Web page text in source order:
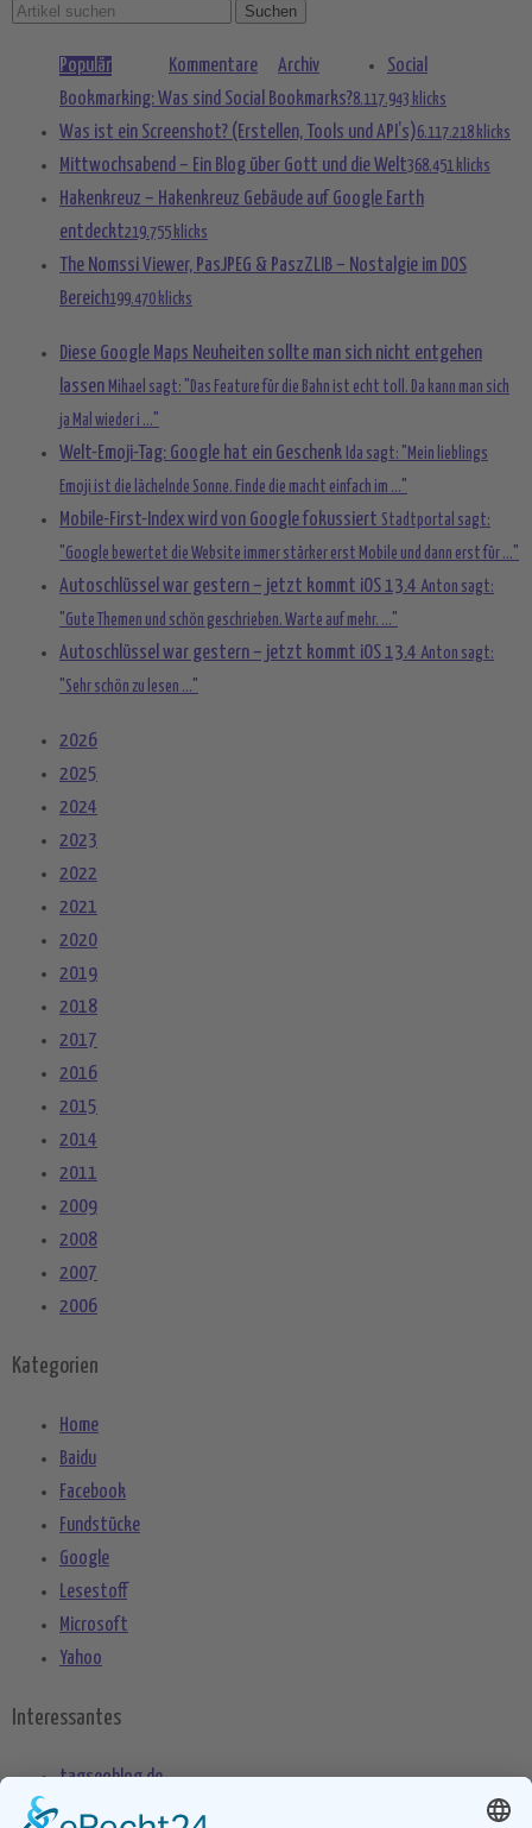
Populär Kommentare Archiv
Social
Bookmarking: Was sind Social Bookmarks?8.117.943 klicks
Was ist ein Screenshot? (Erstellen, Tools und API’s)6.117.218 klicks
Mittwochsabend – Ein Blog über Gott und die Welt368.451 klicks
Hakenkreuz – Hakenkreuz Gebäude auf Google Earth
entdeckt219.755 klicks
The Nomssi Viewer, PasJPEG & PaszZLIB – Nostalgie im DOS
Bereich199.470 klicks
Diese Google Maps Neuheiten sollte man sich nicht entgehen
lassen Mihael sagt: "Das Feature für die Bahn ist echt toll. Da kann man sich
ja Mal wieder i ..."
Welt-Emoji-Tag: Google hat ein Geschenk Ida sagt: "Mein lieblings
Emoji ist die lächelnde Sonne. Finde die macht einfach im ..."
Mobile-First-Index wird von Google fokussiert Stadtportal sagt:
"Google bewertet die Website immer stärker erst Mobile und dann erst für ..."
Autoschlüssel war gestern – jetzt kommt iOS 13.4 Anton sagt:
"Gute Themen und schön geschrieben. Warte auf mehr. ..."
Autoschlüssel war gestern – jetzt kommt iOS 13.4 Anton sagt:
"Sehr schön zu lesen ..."
2026
2025
2024
2023
2022
2021
2020
2019
2018
2017
2016
2015
2014
2011
2009
2008
2007
2006
Kategorien
Home
Baidu
Facebook
Fundstücke
Google
Lesestoff
Microsoft
Yahoo
Interessantes
tagseoblog.de
SEO Blog